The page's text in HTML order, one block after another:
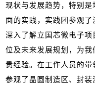
现状与发展趋势，特别
面的实践，实践团参观了
深入了解立国芯微电子
位及未来发展规划，为
贵经验。在工作人员的
参观了晶圆制造区、封装